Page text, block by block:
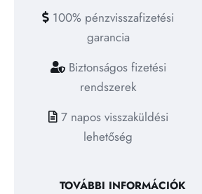
100% pénzvisszafizetési
garancia
Biztonságos fizetési
rendszerek
7 napos visszaküldési
lehetőség
TOVÁBBI INFORMÁCIÓK